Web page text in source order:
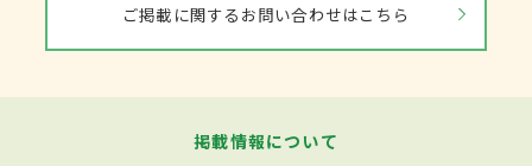
ご掲載に関するお問い合わせはこちら
掲載情報について